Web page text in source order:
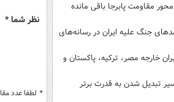
مقاومت پابرجا باقی مانده
جنگ علیه ایران در رسانه‌های
خارجه مصر، ترکیه، پاکستان و
تبدیل شدن به قدرت برتر
نظر شما *
* لطفا عدد